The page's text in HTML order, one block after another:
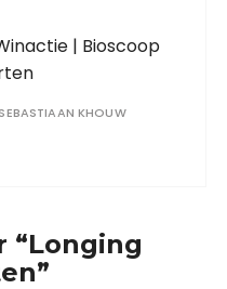
| Bioscoop
SEBASTIAAN KHOUW
“Longing
”